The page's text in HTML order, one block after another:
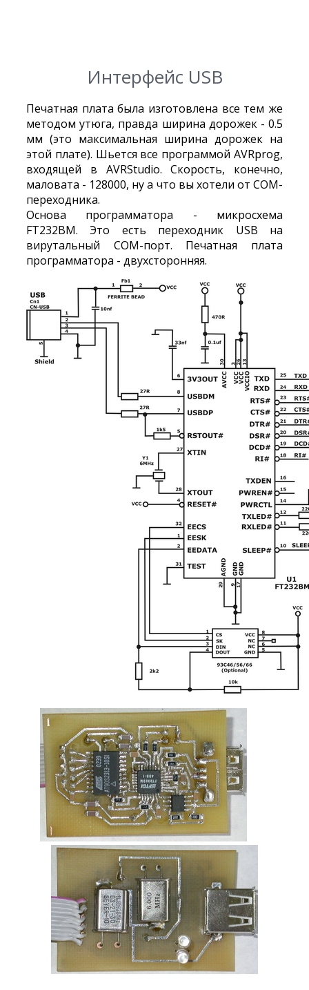
Интерфейс USB
Печатная плата была изготовлена все тем же
методом утюга, правда ширина дорожек - 0.5
мм (это максимальная ширина дорожек на
этой плате). Шьется все программой AVRprog,
входящей в AVRStudio. Скорость, конечно,
маловата - 128000, ну а что вы хотели от COM-
переходника.
Основа программатора - микросхема
FT232BM. Это есть переходник USB на
вирутальный COM-порт. Печатная плата
программатора - двухсторонняя.